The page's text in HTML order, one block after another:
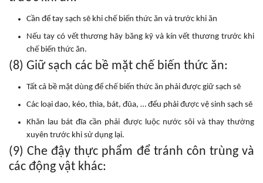
Cần để tay sạch sẽ khi chế biến thức ăn và trước khi ăn
Nếu tay có vết thương hãy băng kỹ và kín vết thương trước khi
chế biến thức ăn.
(8) Giữ sạch các bề mặt chế biến thức ăn:
Tất cả bề mặt dùng để chế biến thức ăn phải được giữ sạch sẽ
Các loại dao, kéo, thìa, bát, đũa, … đểu phải được vệ sinh sạch sẽ
Khăn lau bát đĩa cần phải được luộc nước sôi và thay thường
xuyên trước khi sử dụng lại.
(9) Che đậy thực phẩm để tránh côn trùng và
các động vật khác: